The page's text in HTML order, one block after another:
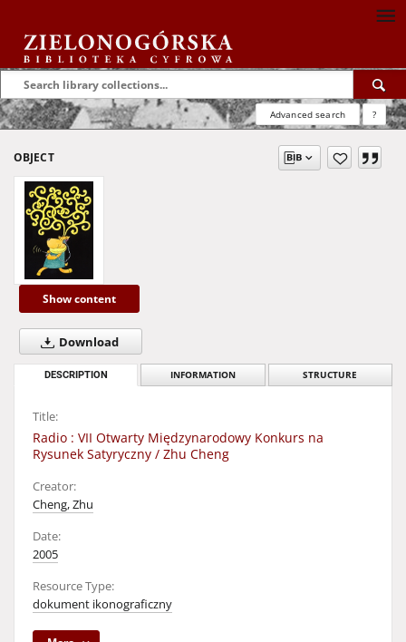
Advanced search ?
OBJECT
Show content
Download
DESCRIPTION INFORMATION STRUCTURE
Title:
Radio : VII Otwarty Międzynarodowy Konkurs na
Rysunek Satyryczny / Zhu Cheng
Creator:
Cheng, Zhu
Date:
2005
Resource Type:
dokument ikonograficzny